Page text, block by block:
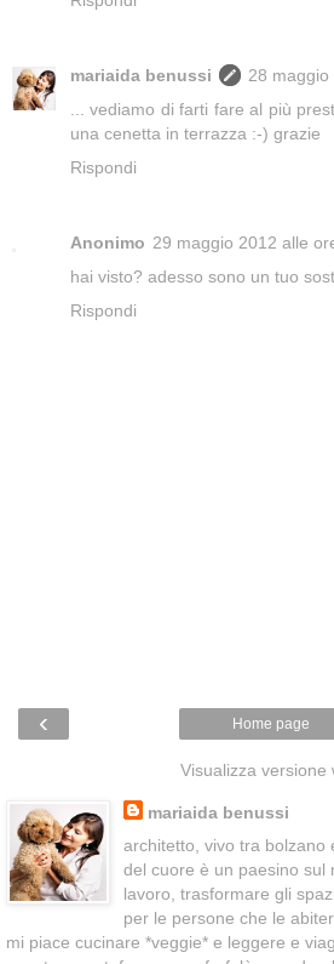
mariaida benussi
28
... vediamo di farti fare al più
una cenetta in terrazza :-) grazie
Rispondi
Anonimo 29 maggio 2012 alle
hai visto? adesso sono un tuo
Rispondi
‹ Home page
Visualizza versione
mariaida benussi
architetto, vivo tra bolzano
del cuore è un paesino sul
lavoro, trasformare gli
per le persone che le
mi piace cucinare *veggie* e leggere e